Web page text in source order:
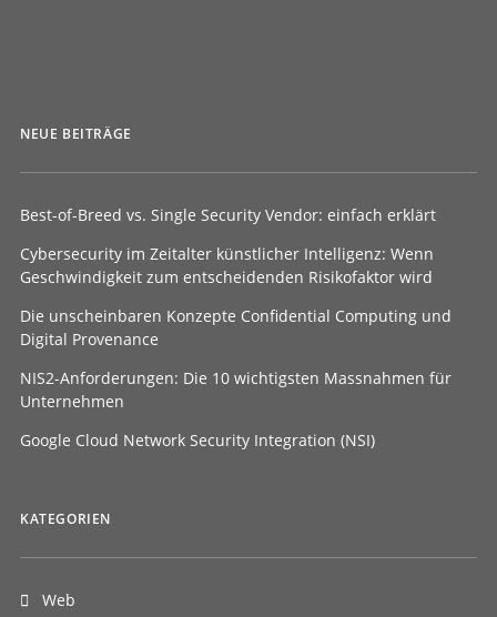
NEUE BEITRÄGE
Best-of-Breed vs. Single Security Vendor: einfach erklärt
Cybersecurity im Zeitalter künstlicher Intelligenz: Wenn
Geschwindigkeit zum entscheidenden Risikofaktor wird
Die unscheinbaren Konzepte Confidential Computing und
Digital Provenance
NIS2-Anforderungen: Die 10 wichtigsten Massnahmen für
Unternehmen
Google Cloud Network Security Integration (NSI)
KATEGORIEN
Web